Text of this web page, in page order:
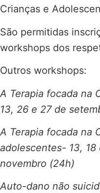
Crianças e
São permitidas
workshops dos
Outros workshops:
A Terapia focada na
13, 26 e 27 de
A Terapia focada na
adolescentes- 13,
novembro (24h)
Auto-dano não